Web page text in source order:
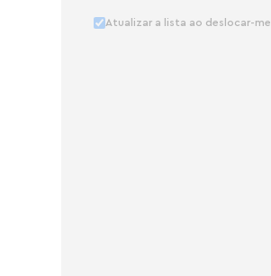
Atualizar a lista ao deslocar-me